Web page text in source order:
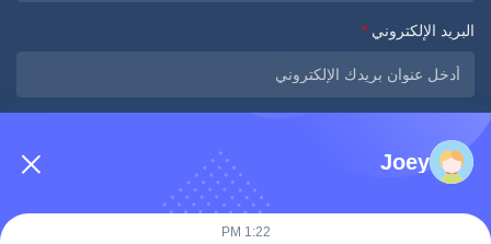
البريد الإلكتروني *
Joey
1:22 PM